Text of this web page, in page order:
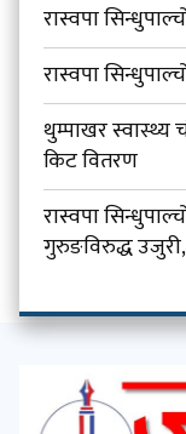
रास्वपा
रास्वपा
थुम्पाखर स्वास्थ्य
किट वितरण
रास्वपा
गुरुङविरुद्ध उजुरी,